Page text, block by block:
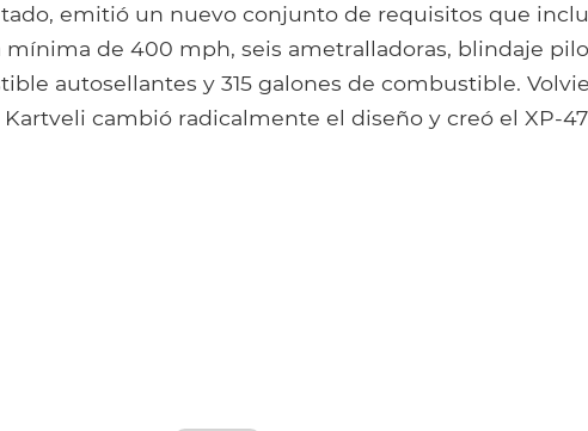
emitió un nuevo conjunto de requisitos que
mínima de 400 mph, seis ametralladoras, blindaje
autosellantes y 315 galones de combustible.
cambió radicalmente el diseño y creó el XP-